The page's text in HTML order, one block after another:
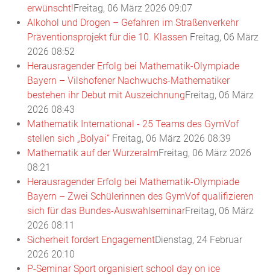
erwünscht!Freitag, 06 März 2026 09:07
Alkohol und Drogen – Gefahren im Straßenverkehr
Präventionsprojekt für die 10. Klassen Freitag, 06 März
2026 08:52
Herausragender Erfolg bei Mathematik-Olympiade
Bayern – Vilshofener Nachwuchs-Mathematiker
bestehen ihr Debut mit AuszeichnungFreitag, 06 März
2026 08:43
Mathematik International - 25 Teams des GymVof
stellen sich „Bolyai“ Freitag, 06 März 2026 08:39
Mathematik auf der WurzeralmFreitag, 06 März 2026
08:21
Herausragender Erfolg bei Mathematik-Olympiade
Bayern – Zwei Schülerinnen des GymVof qualifizieren
sich für das Bundes-AuswahlseminarFreitag, 06 März
2026 08:11
Sicherheit fordert EngagementDienstag, 24 Februar
2026 20:10
P-Seminar Sport organisiert school day on ice